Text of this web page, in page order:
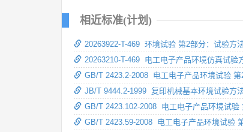
相近标准(计划)
20263922-T-469 环境试验 第2部分：试验方
20263210-T-469 电工电子产品环境仿真试验
GB/T 2423.2-2008 电工电子产品环境试验
JB/T 9444.2-1999 复印机械基本环境试验方
GB/T 2423.102-2008 电工电子产品环境试
GB/T 2423.59-2008 电工电子产品环境试验